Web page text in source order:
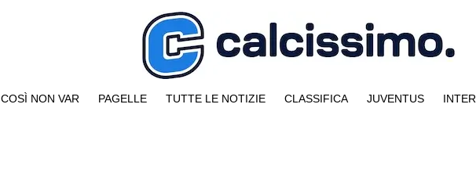
COSÌ NON VAR PAGELLE TUTTE LE NOTIZIE CLASSIFICA JUVENTUS INTER